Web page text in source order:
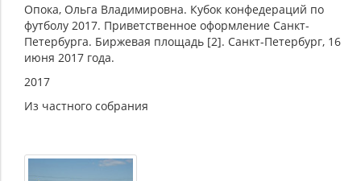
Опока, Ольга Владимировна. Кубок конфедераций по
футболу 2017. Приветственное оформление Санкт-
Петербурга. Биржевая площадь [2]. Санкт-Петербург, 16
июня 2017 года.
2017
Из частного собрания